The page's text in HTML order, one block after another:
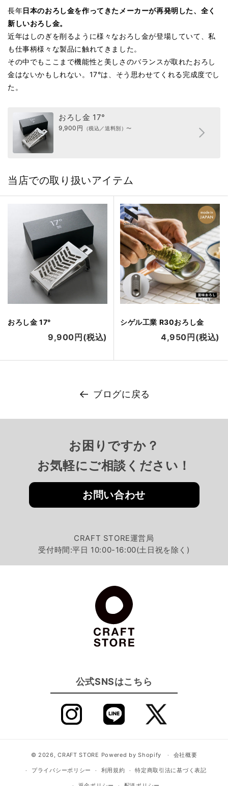
長年日本のおろし金を作ってきたメーカーが再発明した、全く
新しいおろし金。
近年はしのぎを削るように様々なおろし金が登場していて、私
も仕事柄様々な製品に触れてきました。
その中でもここまで機能性と美しさのバランスが取れたおろし
金はないかもしれない。17°は、そう思わせてくれる完成度でし
た。
おろし金 17°
9,900円 （税込／送料別）〜
当店での取り扱いアイテム
おろし金 17°
9,900円(税込)
シゲル工業 R30おろし金
4,950円(税込)
ブログに戻る
お困りですか？
お気軽にご相談ください！
お問い合わせ
CRAFT STORE運営局
受付時間:平日 10:00-16:00(土日祝を除く)
公式SNSはこちら
© 2026,CRAFT STORE Powered by Shopify 会社概要
プライバシーポリシー 利用規約 特定商取引法に基づく表記